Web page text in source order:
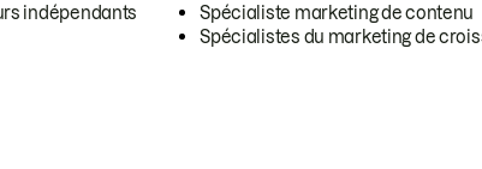
indépendants
Spécialiste marketing de contenu
Spécialistes du marketing de